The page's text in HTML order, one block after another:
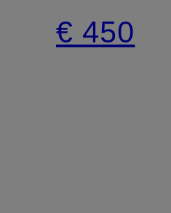
ESSENCE
€ 450